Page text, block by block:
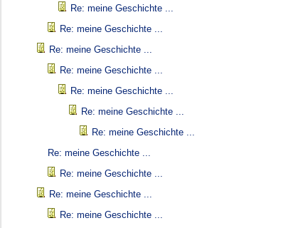
Re: meine Geschichte ...
Re: meine Geschichte ...
Re: meine Geschichte ...
Re: meine Geschichte ...
Re: meine Geschichte ...
Re: meine Geschichte ...
Re: meine Geschichte ...
Re: meine Geschichte ...
Re: meine Geschichte ...
Re: meine Geschichte ...
Re: meine Geschichte ...